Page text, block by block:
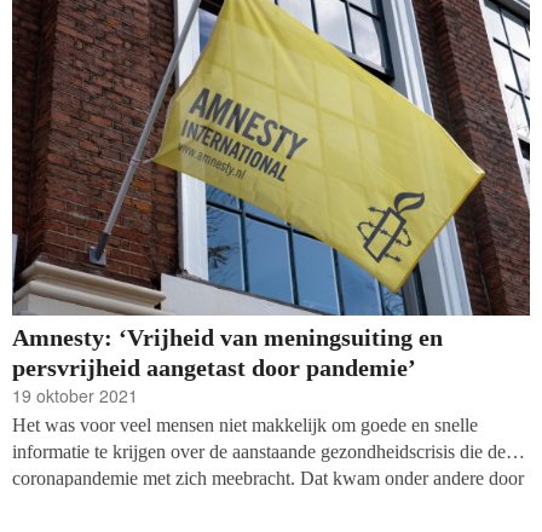
en een verschil maken.
Amnesty: ‘Vrijheid van meningsuiting en
persvrijheid aangetast door pandemie’
19 oktober 2021
Het was voor veel mensen niet makkelijk om goede en snelle
informatie te krijgen over de aanstaande gezondheidscrisis die de
coronapandemie met zich meebracht. Dat kwam onder andere door